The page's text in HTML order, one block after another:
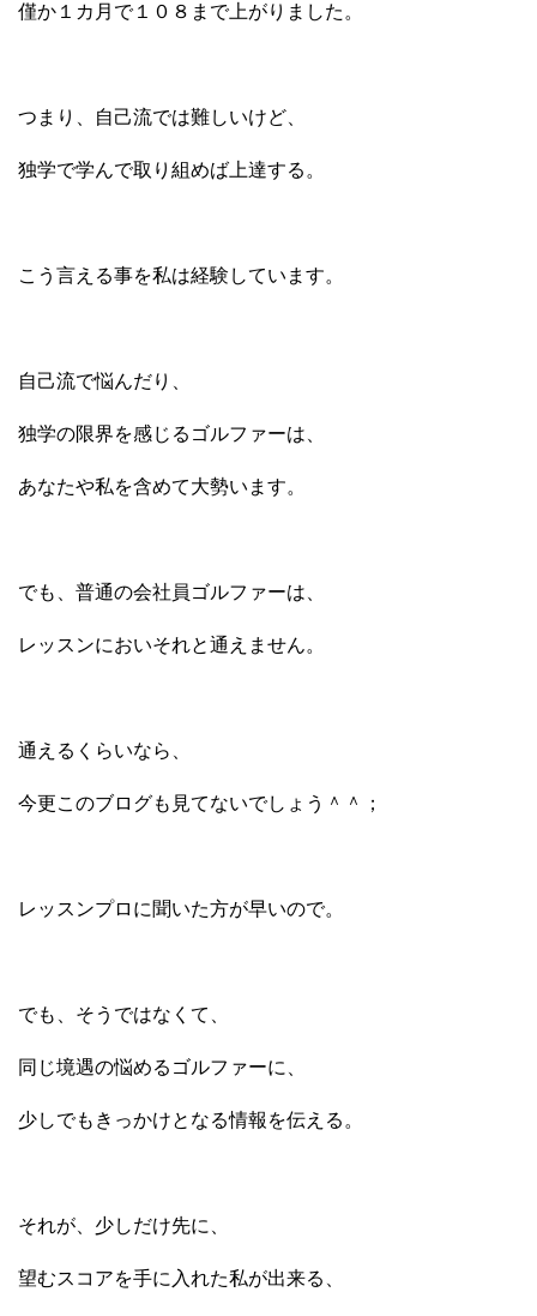
僅か１カ月で１０８まで上がりました。
つまり、自己流では難しいけど、
独学で学んで取り組めば上達する。
こう言える事を私は経験しています。
自己流で悩んだり、
独学の限界を感じるゴルファーは、
あなたや私を含めて大勢います。
でも、普通の会社員ゴルファーは、
レッスンにおいそれと通えません。
通えるくらいなら、
今更このブログも見てないでしょう＾＾；
レッスンプロに聞いた方が早いので。
でも、そうではなくて、
同じ境遇の悩めるゴルファーに、
少しでもきっかけとなる情報を伝える。
それが、少しだけ先に、
望むスコアを手に入れた私が出来る、